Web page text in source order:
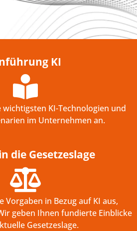
KI
KI-Technologien und
im Unternehmen an.
die Gesetzeslage
Vorgaben in Bezug auf KI aus,
geben Ihnen fundierte Einblicke
Gesetzeslage.